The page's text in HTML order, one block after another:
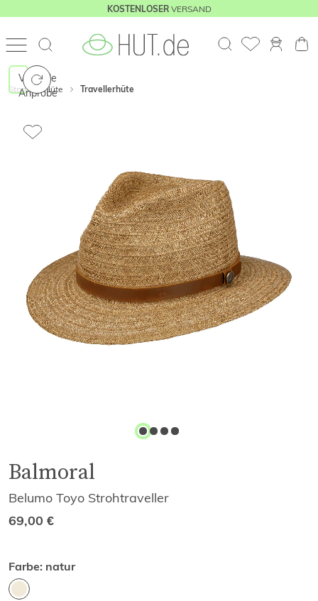
KOSTENLOSERVERSAND
Start Hüte Travellerhüte
Virtuelle
Anprobe
Balmoral
Belumo Toyo Strohtraveller
69,00 €
Farbe: natur